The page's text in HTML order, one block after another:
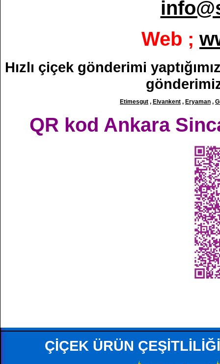
Web ;
Hızlı çiçek gönderimi
Etimesgut , Elvankent , Eryaman ,
QR kod Ankara
ÇİÇEK ÜRÜN